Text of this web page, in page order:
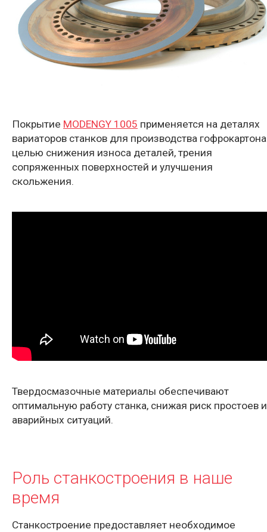
Покрытие MODENGY 1005 применяется на деталях
вариаторов станков для производства
целью снижения износа деталей, трения
сопряженных поверхностей и улучшения
скольжения.
Твердосмазочные материалы обеспечивают
оптимальную работу станка, снижая риск простоев и
аварийных ситуаций.
Роль станкостроения в наше
время
Станкостроение предоставляет необходимое